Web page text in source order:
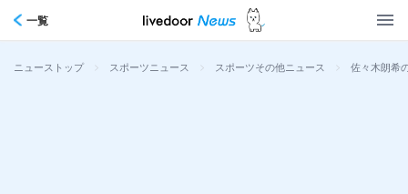
一覧
ニューストップ > スポーツニュース > スポーツその他ニュース > 佐々木朗希